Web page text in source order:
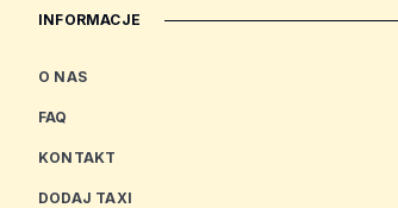
INFORMACJE
O NAS
FAQ
KONTAKT
DODAJ TAXI